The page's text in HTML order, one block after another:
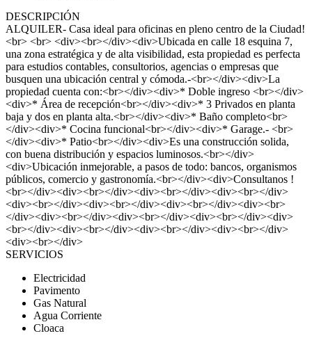
DESCRIPCIÓN
ALQUILER- Casa ideal para oficinas en pleno centro de la Ciudad!
<br> <br> <div><br></div><div>Ubicada en calle 18 esquina 7,
una zona estratégica y de alta visibilidad, esta propiedad es perfecta
para estudios contables, consultorios, agencias o empresas que
busquen una ubicación central y cómoda.-<br></div><div>La
propiedad cuenta con:<br></div><div>* Doble ingreso <br></div>
<div>* Área de recepción<br></div><div>* 3 Privados en planta
baja y dos en planta alta.<br></div><div>* Baño completo<br>
</div><div>* Cocina funcional<br></div><div>* Garage.- <br>
</div><div>* Patio<br></div><div>Es una construcción solida,
con buena distribución y espacios luminosos.<br></div>
<div>Ubicación inmejorable, a pasos de todo: bancos, organismos
públicos, comercio y gastronomía.<br></div><div>Consultanos !
<br></div><div><br></div><div><br></div><div><br></div>
<div><br></div><div><br></div><div><br></div><div><br>
</div><div><br></div><div><br></div><div><br></div><div>
<br></div><div><br></div><div><br></div><div><br></div>
<div><br></div>
SERVICIOS
Electricidad
Pavimento
Gas Natural
Agua Corriente
Cloaca